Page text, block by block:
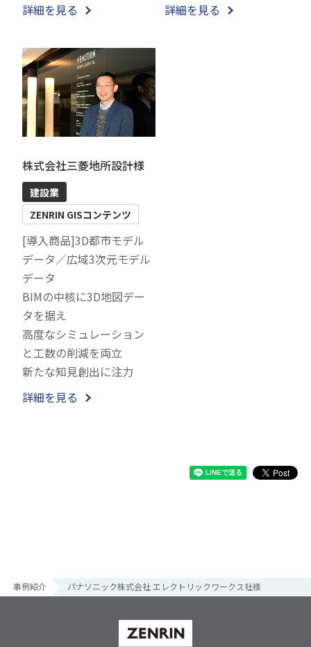
詳細を見る
詳細を見る
株式会社三菱地所設計様
建設業
ZENRIN GISコンテンツ
[導入商品]3D都市モデル
データ／広域3次元モデル
データ
BIMの中核に3D地図デー
タを据え
高度なシミュレーション
と工数の削減を両立
新たな知見創出に注力
詳細を見る
事例紹介 パナソニック株式会社 エレクトリックワークス社様